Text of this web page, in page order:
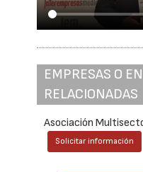
EMPRESAS O
RELACIONADAS
Asociación
Solicitar información